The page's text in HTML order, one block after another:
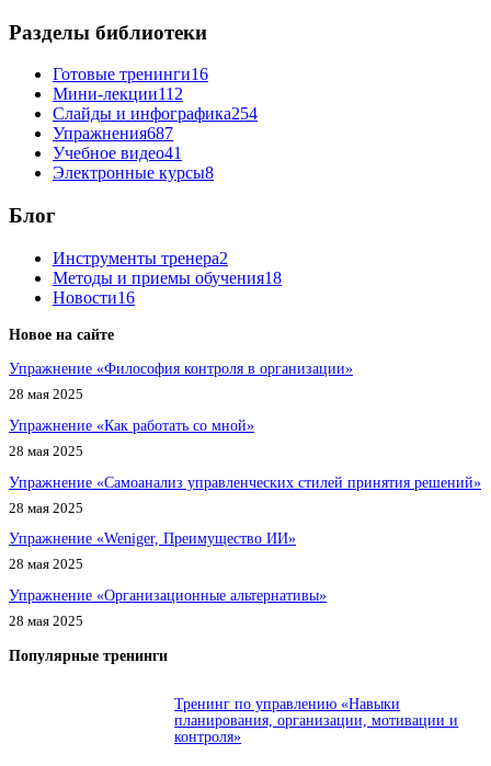
Разделы библиотеки
Готовые тренинги16
Мини-лекции112
Слайды и инфографика254
Упражнения687
Учебное видео41
Электронные курсы8
Блог
Инструменты тренера2
Методы и приемы обучения18
Новости16
Новое на сайте
Упражнение «Философия контроля в организации»
28 мая 2025
Упражнение «Как работать со мной»
28 мая 2025
Упражнение «Самоанализ управленческих стилей принятия решений»
28 мая 2025
Упражнение «Weniger, Преимущество ИИ»
28 мая 2025
Упражнение «Организационные альтернативы»
28 мая 2025
Популярные тренинги
Тренинг по управлению «Навыки
планирования, организации, мотивации и
контроля»